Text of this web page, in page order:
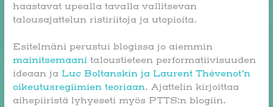
haastavat upealla tavalla vallitsevan
talousajattelun ristiriitoja ja utopioita.
Esitelmäni perustui blogissa jo aiemmin
mainitsemaani taloustieteen performatiivisuuden
ideaan ja Luc Boltanskin ja Laurent Thévenot’n
oikeutusregiimien teoriaan. Ajattelin kirjoittaa
aihepiiristä lyhyeseti myös PTTS:n blogiin.